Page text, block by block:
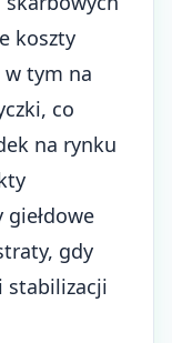
koszty
w tym na
co
na rynku
gdy
stabilizacji